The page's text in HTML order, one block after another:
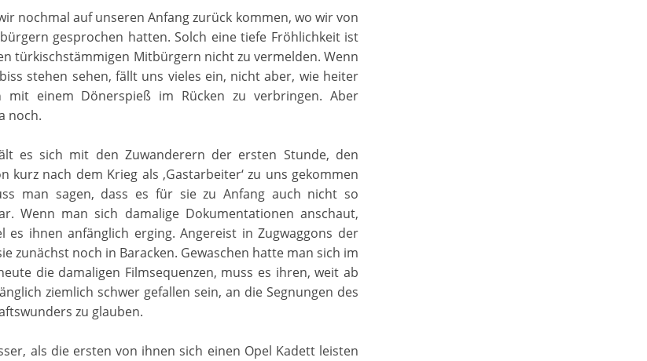
nochmal auf unseren Anfang zurück kommen, wo wir von
gesprochen hatten. Solch eine tiefe Fröhlichkeit ist
türkischstämmigen Mitbürgern nicht zu vermelden. Wenn
stehen sehen, fällt uns vieles ein, nicht aber, wie heiter
mit einem Dönerspieß im Rücken zu verbringen. Aber
noch.
es sich mit den Zuwanderern der ersten Stunde, den
kurz nach dem Krieg als ‚Gastarbeiter‘ zu uns gekommen
man sagen, dass es für sie zu Anfang auch nicht so
Wenn man sich damalige Dokumentationen anschaut,
es ihnen anfänglich erging. Angereist in Zugwaggons der
zunächst noch in Baracken. Gewaschen hatte man sich im
die damaligen Filmsequenzen, muss es ihren, weit ab
ziemlich schwer gefallen sein, an die Segnungen des
zu glauben.
als die ersten von ihnen sich einen Opel Kadett leisten